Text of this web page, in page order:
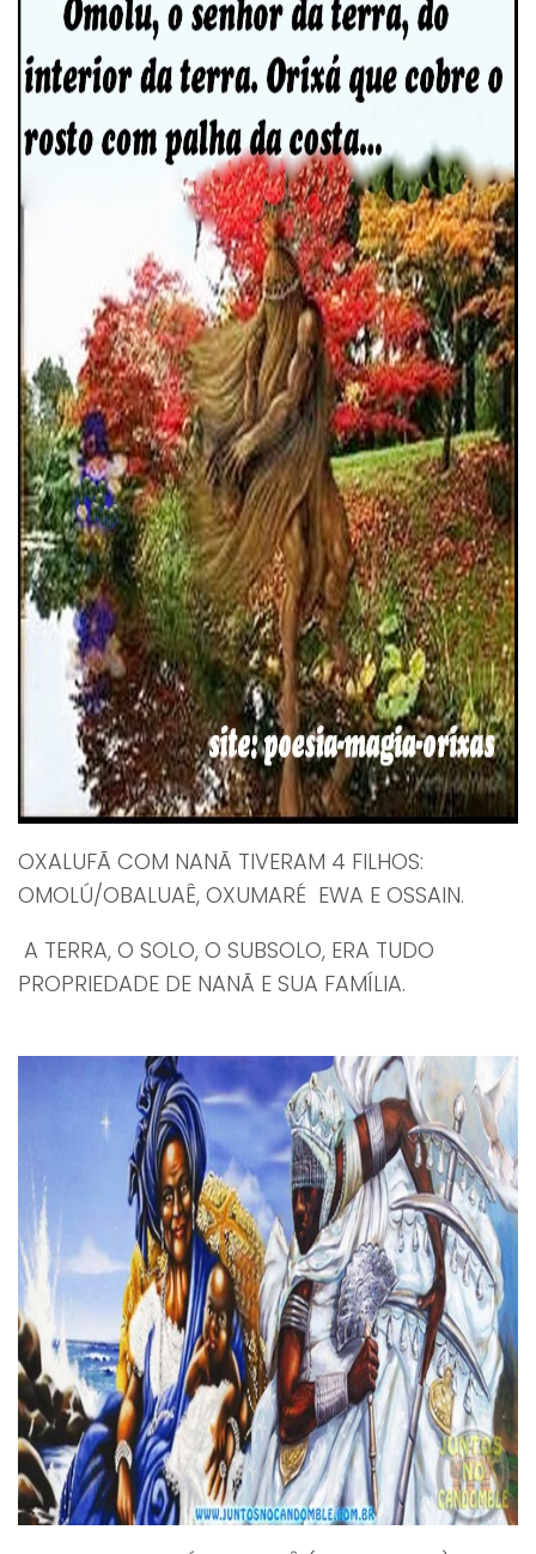
OXALUFÃ COM NANÃ TIVERAM 4 FILHOS:
OMOLÚ/OBALUAÊ, OXUMARÉ EWA E OSSAIN.
A TERRA, O SOLO, O SUBSOLO, ERA TUDO
PROPRIEDADE DE NANÃ E SUA FAMÍLIA.